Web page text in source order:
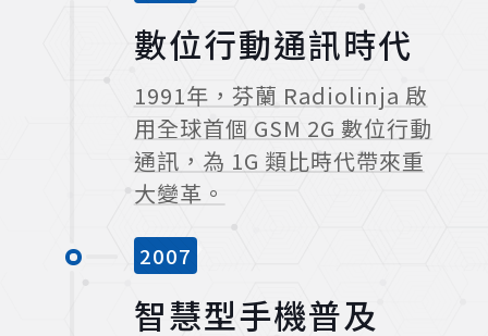
數位行動通訊時代
1991年，芬蘭 Radiolinja 啟
用全球首個 GSM 2G 數位行動
通訊，為 1G 類比時代帶來重
大變革。
2007
智慧型手機普及